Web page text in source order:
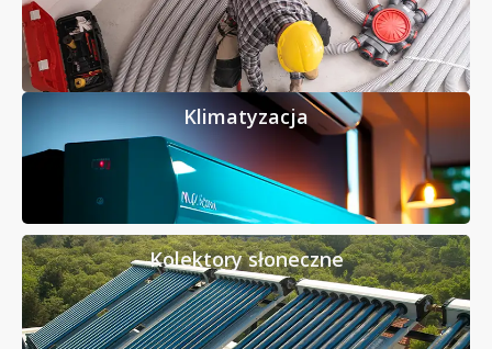
Klimatyzacja
Kolektory słoneczne